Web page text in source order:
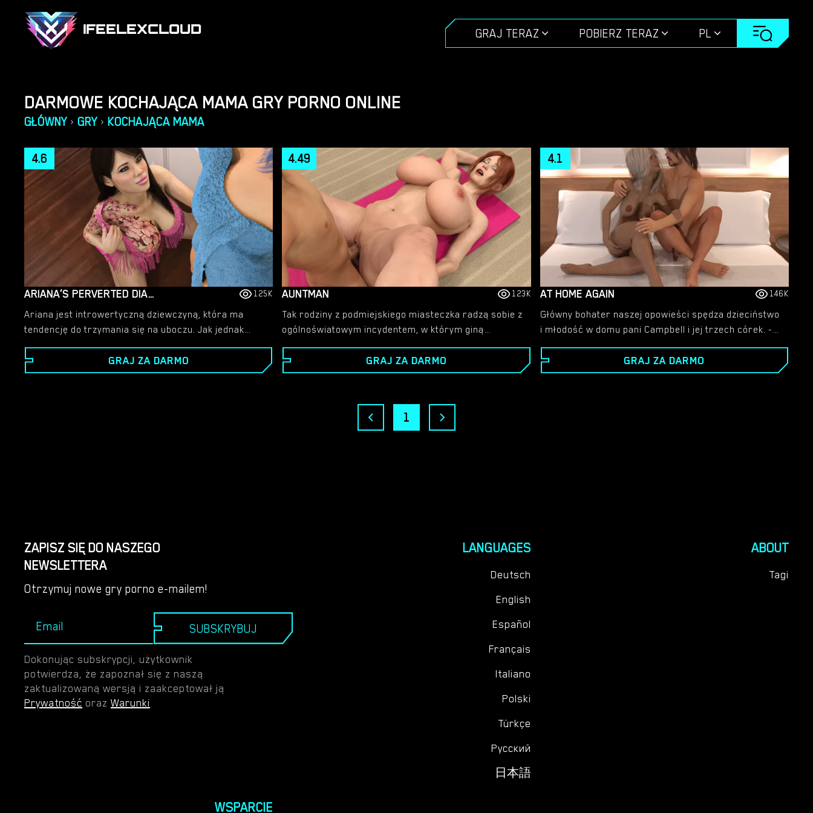
IFEELEXCLOUD GRAJ TERAZ POBIERZ TERAZ PL
DARMOWE KOCHAJĄCA MAMA GRY PORNO ONLINE
GŁÓWNY › GRY › KOCHAJĄCA MAMA
ARIANA’S PERVERTED DIARY
4.6
125K
Ariana jest introwertyczną dziewczyną, która ma
tendencję do trzymania się na uboczu. Jak jednak
może to zrobić, skoro jej mama i starsza siostra są
po prostu seksowne. I po co się na tym zatrzymywać,
skoro jest tak wiele innych gorących kobiet. Ta gra
GRAJ ZA DARMO
AUNTMAN
4.49
123K
Tak rodziny z podmiejskiego miasteczka radzą sobie z
ogólnoświatowym incydentem, w którym giną
wszyscy dorośli mężczyźni. - I bada rozwój młodych
mężczyzn w świecie zdominowanym głównie przez
kobiety
GRAJ ZA DARMO
AT HOME AGAIN
4.1
146K
Główny bohater naszej opowieści spędza dzieciństwo
i młodość w domu pani Campbell i jej trzech córek. -
Kiedy kończy szkołę średnią, ojciec wysyła go na
studia na uniwersytet na drugim końcu kraju i
zabrania mu dalszych kontaktów z tymi kobietami.
GRAJ ZA DARMO
1
ZAPISZ SIĘ DO NASZEGO
NEWSLETTERA
Otrzymuj nowe gry porno e-mailem!
SUBSKRYBUJ
Dokonując subskrypcji, użytkownik
potwierdza, że zapoznał się z naszą
zaktualizowaną wersją i zaakceptował ją
Prywatność oraz Warunki
LANGUAGES
Deutsch
English
Español
Français
Italiano
Polski
Türkçe
Русский
日本語
ABOUT
Tagi
WSPARCIE